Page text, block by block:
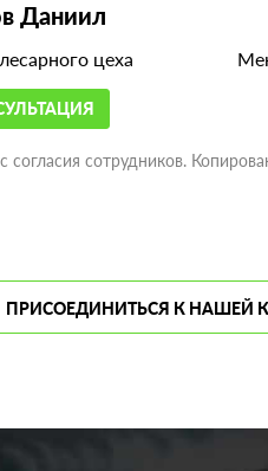
Даниил
цеха
согласия сотрудников.
ПРИСОЕДИНИТЬСЯ К НАШЕЙ